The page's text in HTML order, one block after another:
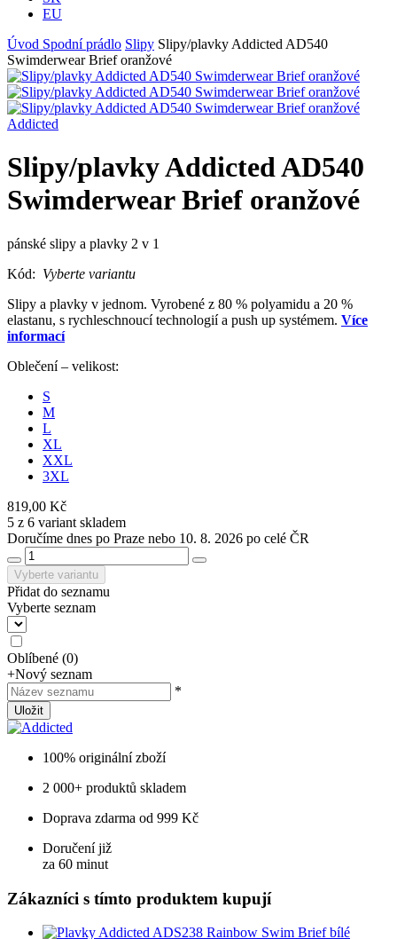
EU
Úvod Spodní prádlo Slipy Slipy/plavky Addicted AD540
Swimderwear Brief oranžové
Addicted
Slipy/plavky Addicted AD540
Swimderwear Brief oranžové
pánské slipy a plavky 2 v 1
Kód: Vyberte variantu
Slipy a plavky v jednom. Vyrobené z 80 % polyamidu a 20 %
elastanu, s rychleschnoucí technologií a push up systémem. Více
informací
Oblečení – velikost:
S
M
L
XL
XXL
3XL
819,00 Kč
5 z 6 variant skladem
Doručíme dnes po Praze nebo 10. 8. 2026 po celé ČR
Vyberte variantu
Přidat do seznamu
Vyberte seznam
Oblíbené (0)
+Nový seznam
*
Uložit
100% originální zboží
2 000+ produktů skladem
Doprava zdarma od 999 Kč
Doručení již
za 60 minut
Zákazníci s tímto produktem kupují